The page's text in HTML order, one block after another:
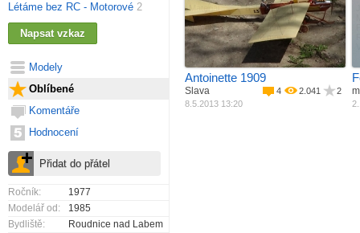
Létáme bez RC - Motorové 2
Modely
Oblíbené
Komentáře
Hodnocení
Ročník:
1977
Modelář od:
1985
Bydliště:
Roudnice nad Labem
Materiál
Balza + potah
Pohon
Elektro motor
Rozpětí
1205 mm
Délka
1000 mm
Váha
450 g
Antoinette 1909
4 2.041 2
Slava
8.5.2013 13:20